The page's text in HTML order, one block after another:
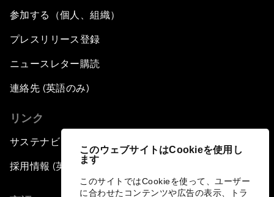
このウェブサイトはCookieを使用し
ます
このサイトではCookieを使って、ユーザー
に合わせたコンテンツや広告の表示、トラ
参加する（個人、組織）
プレスリリース登録
ニュースレター購読
連絡先 (英語のみ)
リンク
サステナビリティへの取り組み
採用情報 (英語のみ)